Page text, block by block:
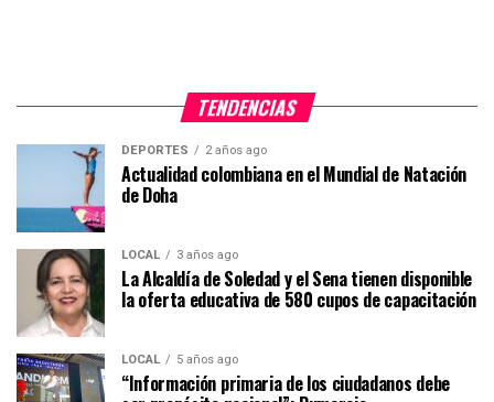
TENDENCIAS
DEPORTES 2 años ago
Actualidad colombiana en el Mundial de Natación
de Doha
LOCAL 3 años ago
La Alcaldía de Soledad y el Sena tienen disponible
la oferta educativa de 580 cupos de capacitación
LOCAL 5 años ago
“Información primaria de los ciudadanos debe